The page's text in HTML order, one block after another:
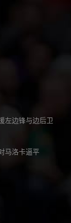
左边锋与边后卫
马洛卡逼平